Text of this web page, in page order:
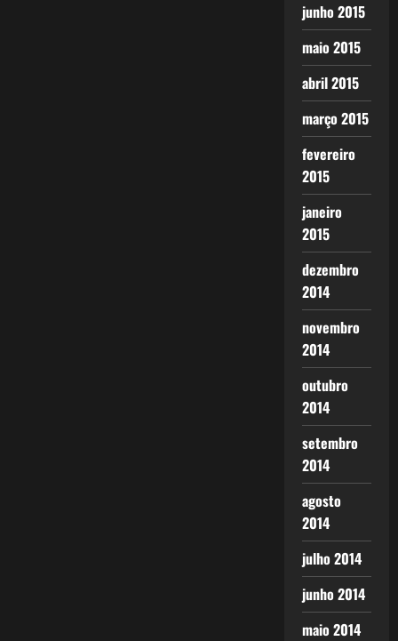
junho 2015
maio 2015
abril 2015
março 2015
fevereiro
2015
janeiro
2015
dezembro
2014
novembro
2014
outubro
2014
setembro
2014
agosto
2014
julho 2014
junho 2014
maio 2014